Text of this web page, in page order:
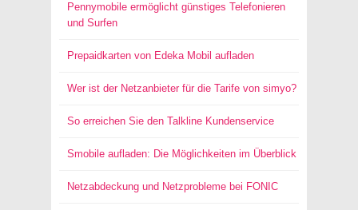
Pennymobile ermöglicht günstiges Telefonieren
und Surfen
Prepaidkarten von Edeka Mobil aufladen
Wer ist der Netzanbieter für die Tarife von simyo?
So erreichen Sie den Talkline Kundenservice
Smobile aufladen: Die Möglichkeiten im Überblick
Netzabdeckung und Netzprobleme bei FONIC